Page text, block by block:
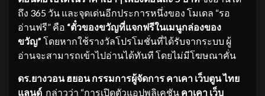
ถึง 365 วัน และจุดเด่นอีกประการหนึ่งของ โมเดล “รอ
อ่านฟรี” คือ “ตั๋วของขวัญที่แจกฟรีในเมนูกล่องของ
ขวัญ” โดยหากใช้รางวัลโปรโมชั่นที่ได้รับจากระบบ ผู้
อ่านจะสามารถเข้าไปอ่านได้ทันที โดยไม่มีโฆษณาคั่น
ดร.ยางวอน ฮยอน กรรมการผู้จัดการ คาเคา เว็บตูน ไทย
แลนด์ กล่าวว่า “การเปิดตัวแอปพลิเคชัน คาเคา เว็บ